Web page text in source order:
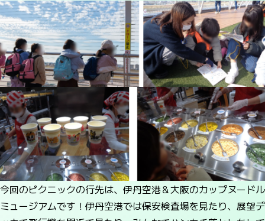
今回のピクニックの行先は、伊丹空港＆大阪のカップヌードル
ミュージアムです！伊丹空港では保安検査場を見たり、展望デ